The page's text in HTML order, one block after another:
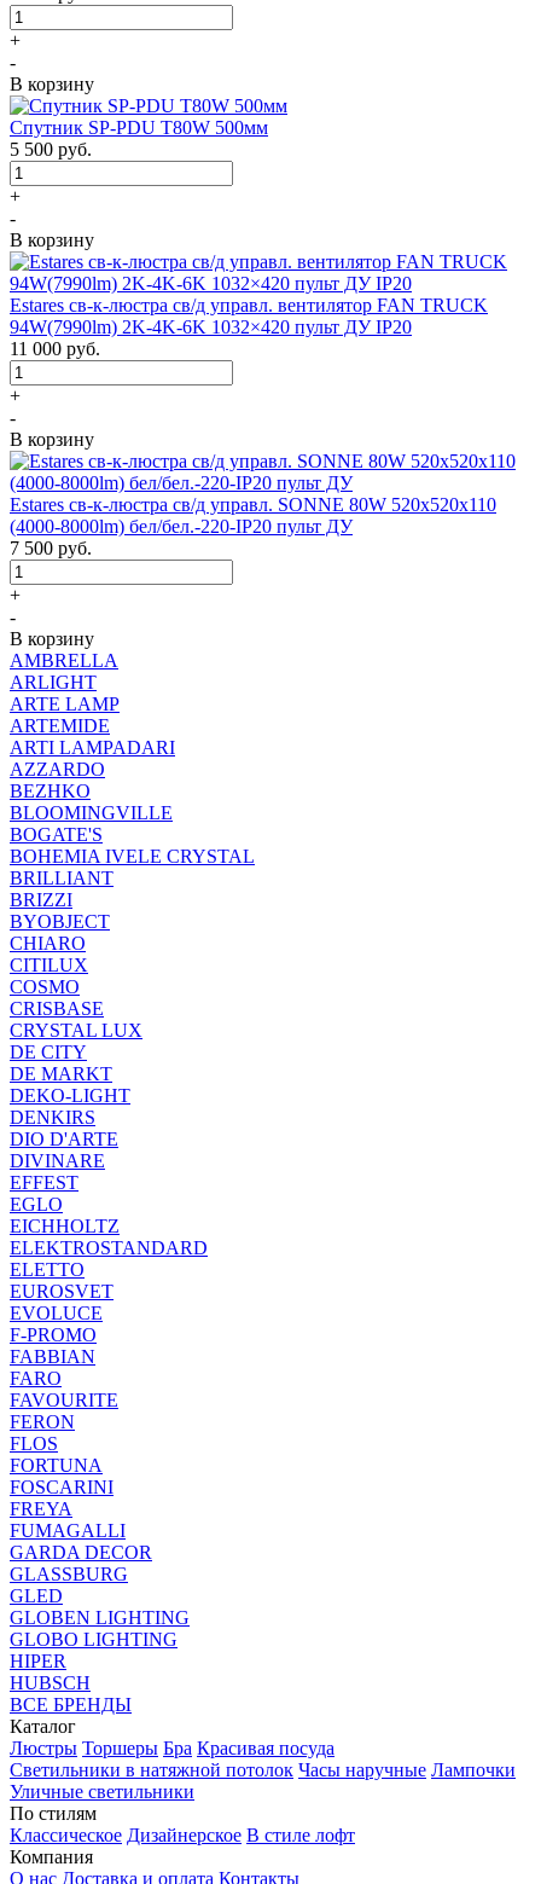
+
-
В корзину
Спутник SP-PDU T80W 500мм
5 500 руб.
+
-
В корзину
Estares св-к-люстра св/д управл. вентилятор FAN TRUCK
94W(7990lm) 2K-4K-6K 1032×420 пульт ДУ IP20
11 000 руб.
+
-
В корзину
Estares св-к-люстра св/д управл. SONNE 80W 520x520x110
(4000-8000lm) бел/бел.-220-IP20 пульт ДУ
7 500 руб.
+
-
В корзину
AMBRELLA
ARLIGHT
ARTE LAMP
ARTEMIDE
ARTI LAMPADARI
AZZARDO
BEZHKO
BLOOMINGVILLE
BOGATE'S
BOHEMIA IVELE CRYSTAL
BRILLIANT
BRIZZI
BYOBJECT
CHIARO
CITILUX
COSMO
CRISBASE
CRYSTAL LUX
DE CITY
DE MARKT
DEKO-LIGHT
DENKIRS
DIO D'ARTE
DIVINARE
EFFEST
EGLO
EICHHOLTZ
ELEKTROSTANDARD
ELETTO
EUROSVET
EVOLUCE
F-PROMO
FABBIAN
FARO
FAVOURITE
FERON
FLOS
FORTUNA
FOSCARINI
FREYA
FUMAGALLI
GARDA DECOR
GLASSBURG
GLED
GLOBEN LIGHTING
GLOBO LIGHTING
HIPER
HUBSCH
ВСЕ БРЕНДЫ
Каталог
Люстры Торшеры Бра Красивая посуда
Светильники в натяжной потолок Часы наручные Лампочки
Уличные светильники
По стилям
Классическое Дизайнерское В стиле лофт
Компания
О нас Доставка и оплата Контакты